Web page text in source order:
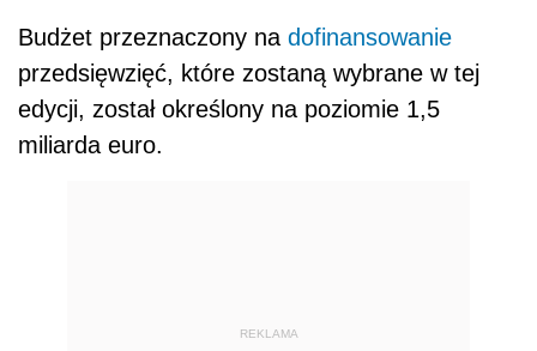
Budżet przeznaczony na dofinansowanie
przedsięwzięć, które zostaną wybrane w tej
edycji, został określony na poziomie 1,5
miliarda euro.
REKLAMA